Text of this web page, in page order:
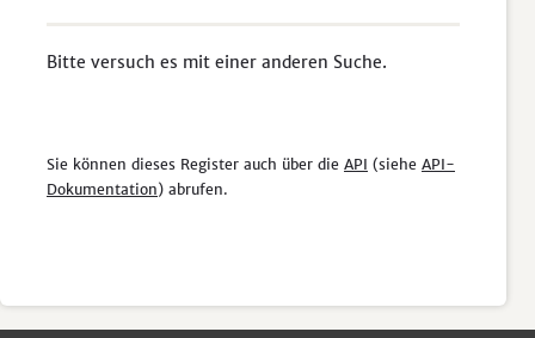
Bitte versuch es mit einer anderen Suche.
Sie können dieses Register auch über die API (siehe API-
Dokumentation) abrufen.